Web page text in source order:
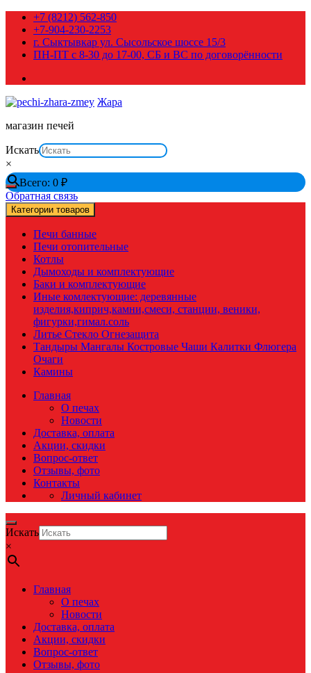
Перейти
содержимому
+7 (8212) 562-850
+7-904-230-2253
г. Сыктывкар ул. Сысольское шоссе 15/3
ПН-ПТ с 8-30 до 17-00, СБ и ВС по договорённости
Жара
магазин печей
Искать
×
Всего: 0 ₽
Обратная связь
Категории товаров
Печи банные
Печи отопительные
Котлы
Дымоходы и комплектующие
Баки и комплектующие
Иные комлектующие: деревянные
изделия,киприч,камни,смеси, станции, веники,
фигурки,гимал.соль
Литье Стекло Огнезащита
Тандыры Мангалы Костровые Чаши Калитки Флюгера
Очаги
Камины
Главная
О печах
Новости
Доставка, оплата
Акции, скидки
Вопрос-ответ
Отзывы, фото
Контакты
Личный кабинет
Искать
×
Главная
О печах
Новости
Доставка, оплата
Акции, скидки
Вопрос-ответ
Отзывы, фото